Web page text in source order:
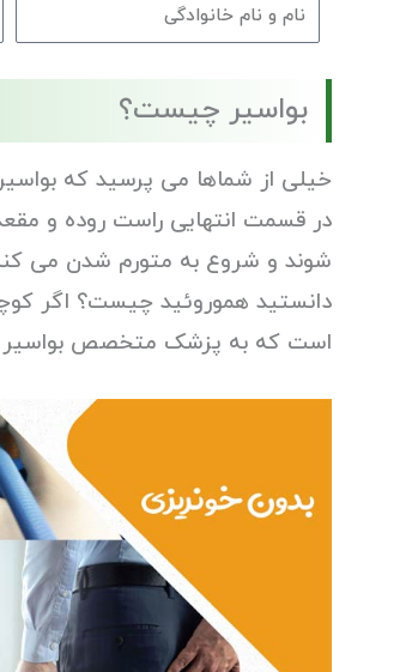
بواسیر چیست؟
خیلی از شماها می پرسید که
در قسمت انتهایی راست روده و
شوند و شروع به متورم شدن می
دانستید هموروئید چیست؟ اگر
است که به پزشک متخصص بواسیر